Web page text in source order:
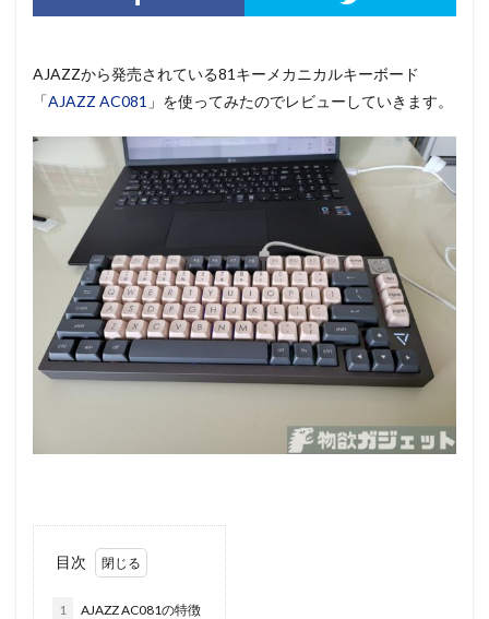
AJAZZから発売されている81キーメカニカルキーボード
「AJAZZ AC081 」を使ってみたのでレビューしていきます。
目次
1 AJAZZ AC081の特徴